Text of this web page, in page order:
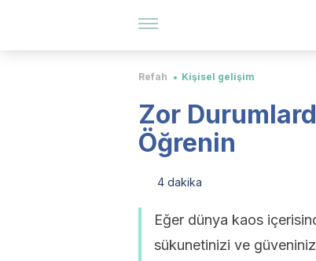
Refah Kişisel gelişim
Zor
Öğrenin
4 dakika
Eğer dünya kaos
sükunetinizi ve